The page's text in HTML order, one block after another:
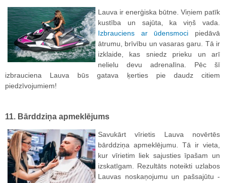
Lauva ir enerģiska būtne. Viņiem patīk
kustība un sajūta, ka viņš vada.
Izbrauciens ar ūdensmoci piedāvā
ātrumu, brīvību un vasaras garu. Tā ir
izklaide, kas sniedz prieku un arī
nelielu devu adrenalīna. Pēc šī
izbrauciena Lauva būs gatava ķerties pie daudz citiem
piedzīvojumiem!
11. Bārddziņa apmeklējums
Savukārt vīrietis Lauva novērtēs
bārddziņa apmeklējumu. Tā ir vieta,
kur vīrietim liek sajusties īpašam un
izskatīgam. Rezultāts noteikti uzlabos
Lauvas noskaņojumu un pašsajūtu -